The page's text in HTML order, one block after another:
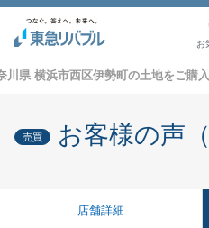
お
川県 横浜市西区伊勢町の土地をご購
売買 お客様の声
店舗詳細